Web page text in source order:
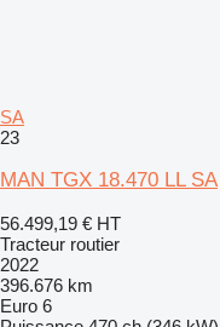
SA
23
MAN TGX 18.470 LL SA
56.499,19 € HT
Tracteur routier
2022
396.676 km
Euro 6